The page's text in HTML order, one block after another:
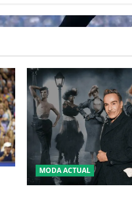
MODA ACTUAL